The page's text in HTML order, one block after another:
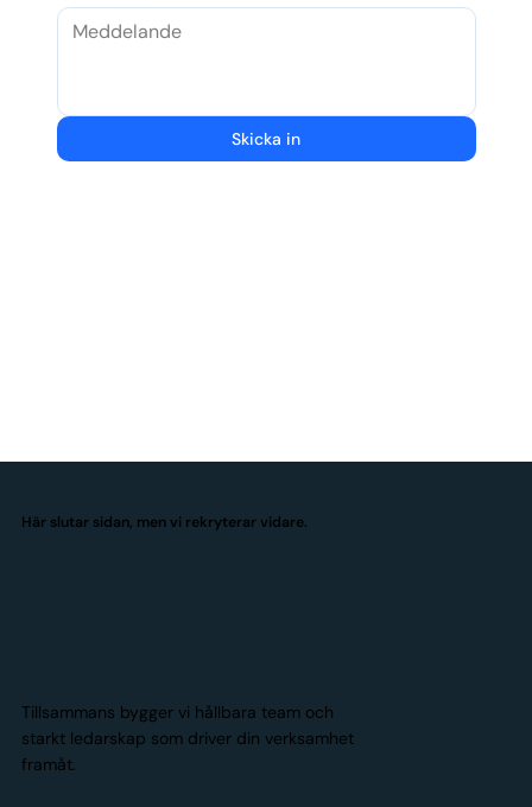
Skicka in
Här slutar sidan, men vi rekryterar vidare.
Tillsammans bygger vi hållbara team och
starkt ledarskap som driver din verksamhet
framåt.